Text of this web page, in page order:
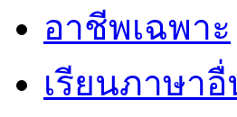
อาชีพเฉพาะ
เรียนภาษาอื่